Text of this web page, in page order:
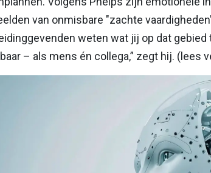
van onmisbare "zachte
weten wat jij op dat
– als mens én collega,” zegt hij. (lees